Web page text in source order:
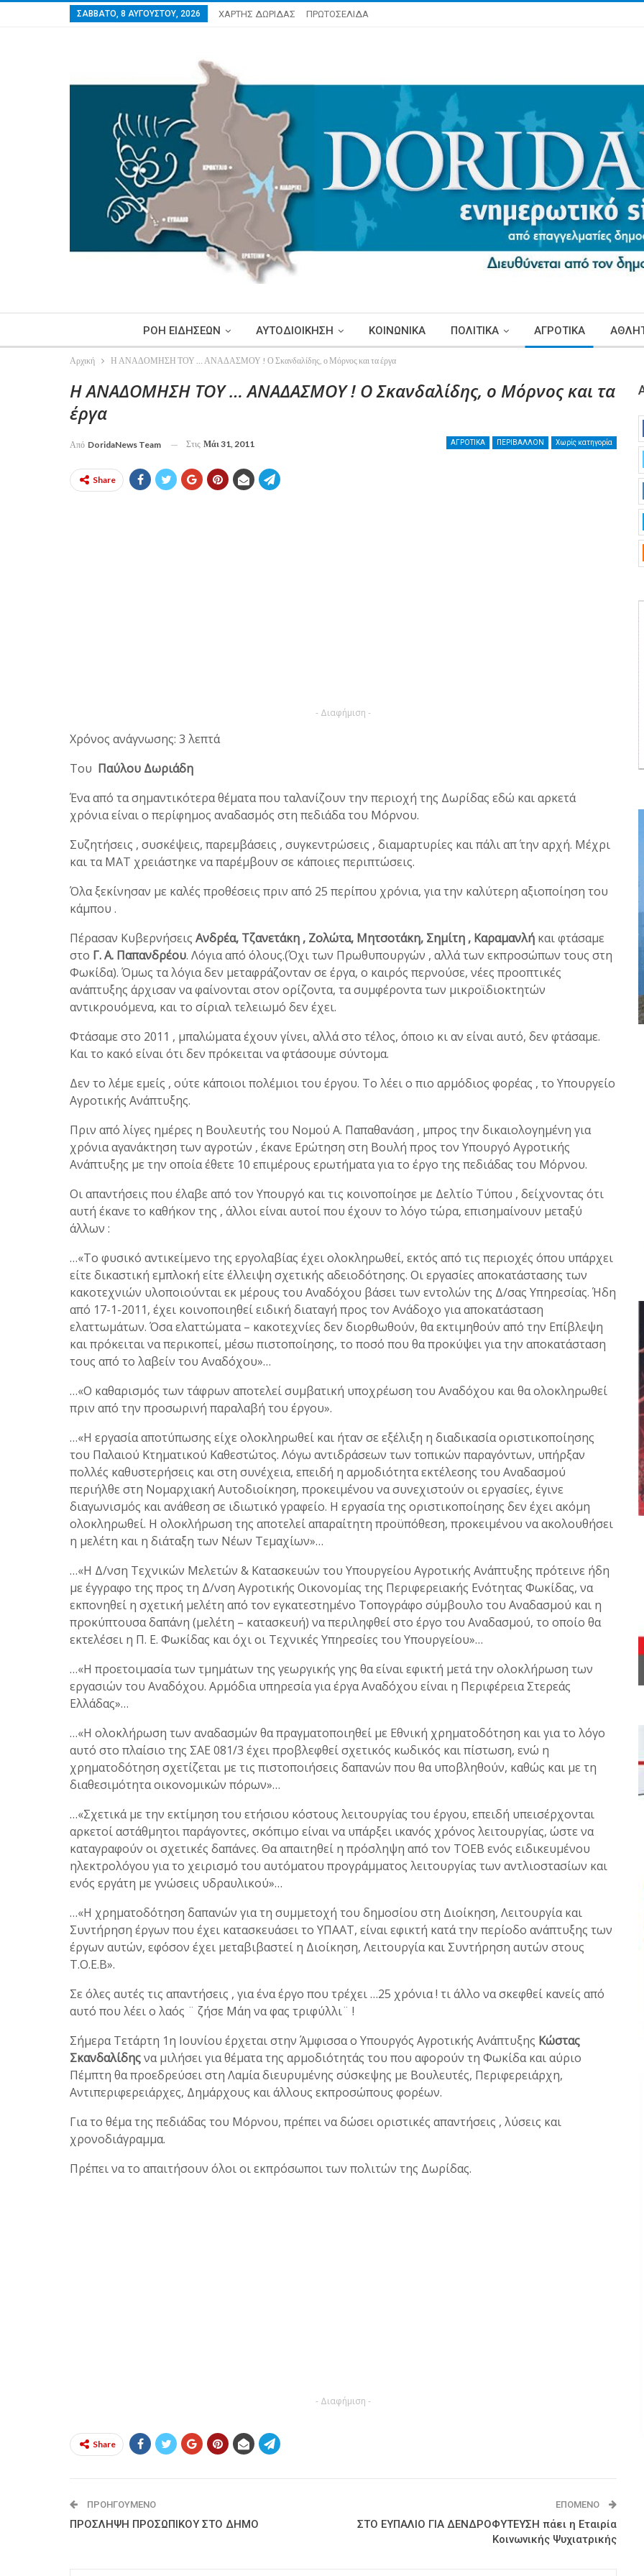
ΣΆΒΒΑΤΟ, 8 ΑΥΓΟΎΣΤΟΥ, 2026 ΧΑΡΤΗΣ ΔΩΡΙΔΑΣ ΠΡΩΤΟΣΕΛΙΔΑ
ΡΟΗ ΕΙΔΗΣΕΩΝ ΑΥΤΟΔΙΟΙΚΗΣΗ ΚΟΙΝΩΝΙΚΑ ΠΟΛΙΤΙΚΑ ΑΓΡΟΤΙΚΑ
Αρχική Η ΑΝΑΔΟΜΗΣΗ ΤΟΥ … ΑΝΑΔΑΣΜΟΥ ! Ο Σκανδαλίδης, ο Μόρνος και τα έργα
Η ΑΝΑΔΟΜΗΣΗ ΤΟΥ … ΑΝΑΔΑΣΜΟΥ ! Ο Σκανδαλίδης, ο Μόρνος και τα
έργα
ΑΓΡΟΤΙΚΑ ΠΕΡΙΒΑΛΛΟΝ Χωρίς κατηγορία
Από DoridaNews Team Στις Μάι 31, 2011
Share
- Διαφήμιση -
Χρόνος ανάγνωσης: 3 λεπτά
Του Παύλου Δωριάδη
Ένα από τα σημαντικότερα θέματα που ταλανίζουν την περιοχή της Δωρίδας εδώ και αρκετά
χρόνια είναι ο περίφημος αναδασμός στη πεδιάδα του Μόρνου.
Συζητήσεις , συσκέψεις, παρεμβάσεις , συγκεντρώσεις , διαμαρτυρίες και πάλι απ΄ την αρχή. Μέχρι
και τα ΜΑΤ χρειάστηκε να παρέμβουν σε κάποιες περιπτώσεις.
Όλα ξεκίνησαν με καλές προθέσεις πριν από 25 περίπου χρόνια, για την καλύτερη αξιοποίηση του
κάμπου .
Πέρασαν Κυβερνήσεις Ανδρέα, Τζανετάκη , Ζολώτα, Μητσοτάκη, Σημίτη , Καραμανλή και φτάσαμε
στο Γ. Α. Παπανδρέου. Λόγια από όλους.(Όχι των Πρωθυπουργών , αλλά των εκπροσώπων τους στη
Φωκίδα). Όμως τα λόγια δεν μεταφράζονταν σε έργα, ο καιρός περνούσε, νέες προοπτικές
ανάπτυξης άρχισαν να φαίνονται στον ορίζοντα, τα συμφέροντα των μικροϊδιοκτητών
αντικρουόμενα, και το σίριαλ τελειωμό δεν έχει.
Φτάσαμε στο 2011 , μπαλώματα έχουν γίνει, αλλά στο τέλος, όποιο κι αν είναι αυτό, δεν φτάσαμε.
Και το κακό είναι ότι δεν πρόκειται να φτάσουμε σύντομα.
Δεν το λέμε εμείς , ούτε κάποιοι πολέμιοι του έργου. Το λέει ο πιο αρμόδιος φορέας , το Υπουργείο
Αγροτικής Ανάπτυξης.
Πριν από λίγες ημέρες η Βουλευτής του Νομού Α. Παπαθανάση , μπρος την δικαιολογημένη για
χρόνια αγανάκτηση των αγροτών , έκανε Ερώτηση στη Βουλή προς τον Υπουργό Αγροτικής
Ανάπτυξης με την οποία έθετε 10 επιμέρους ερωτήματα για το έργο της πεδιάδας του Μόρνου.
Οι απαντήσεις που έλαβε από τον Υπουργό και τις κοινοποίησε με Δελτίο Τύπου , δείχνοντας ότι
αυτή έκανε το καθήκον της , άλλοι είναι αυτοί που έχουν το λόγο τώρα, επισημαίνουν μεταξύ
άλλων :
…«Το φυσικό αντικείμενο της εργολαβίας έχει ολοκληρωθεί, εκτός από τις περιοχές όπου υπάρχει
είτε δικαστική εμπλοκή είτε έλλειψη σχετικής αδειοδότησης. Οι εργασίες αποκατάστασης των
κακοτεχνιών υλοποιούνται εκ μέρους του Αναδόχου βάσει των εντολών της Δ/σας Υπηρεσίας. Ήδη
από 17-1-2011, έχει κοινοποιηθεί ειδική διαταγή προς τον Ανάδοχο για αποκατάσταση
ελαττωμάτων. Όσα ελαττώματα – κακοτεχνίες δεν διορθωθούν, θα εκτιμηθούν από την Επίβλεψη
και πρόκειται να περικοπεί, μέσω πιστοποίησης, το ποσό που θα προκύψει για την αποκατάσταση
τους από το λαβείν του Αναδόχου»…
…«Ο καθαρισμός των τάφρων αποτελεί συμβατική υποχρέωση του Αναδόχου και θα ολοκληρωθεί
πριν από την προσωρινή παραλαβή του έργου».
…«Η εργασία αποτύπωσης είχε ολοκληρωθεί και ήταν σε εξέλιξη η διαδικασία οριστικοποίησης
του Παλαιού Κτηματικού Καθεστώτος. Λόγω αντιδράσεων των τοπικών παραγόντων, υπήρξαν
πολλές καθυστερήσεις και στη συνέχεια, επειδή η αρμοδιότητα εκτέλεσης του Αναδασμού
περιήλθε στη Νομαρχιακή Αυτοδιοίκηση, προκειμένου να συνεχιστούν οι εργασίες, έγινε
διαγωνισμός και ανάθεση σε ιδιωτικό γραφείο. Η εργασία της οριστικοποίησης δεν έχει ακόμη
ολοκληρωθεί. Η ολοκλήρωση της αποτελεί απαραίτητη προϋπόθεση, προκειμένου να ακολουθήσει
η μελέτη και η διάταξη των Νέων Τεμαχίων»…
…«Η Δ/νση Τεχνικών Μελετών & Κατασκευών του Υπουργείου Αγροτικής Ανάπτυξης πρότεινε ήδη
με έγγραφο της προς τη Δ/νση Αγροτικής Οικονομίας της Περιφερειακής Ενότητας Φωκίδας, να
εκπονηθεί η σχετική μελέτη από τον εγκατεστημένο Τοπογράφο σύμβουλο του Αναδασμού και η
προκύπτουσα δαπάνη (μελέτη – κατασκευή) να περιληφθεί στο έργο του Αναδασμού, το οποίο θα
εκτελέσει η Π. Ε. Φωκίδας και όχι οι Τεχνικές Υπηρεσίες του Υπουργείου»…
…«Η προετοιμασία των τμημάτων της γεωργικής γης θα είναι εφικτή μετά την ολοκλήρωση των
εργασιών του Αναδόχου. Αρμόδια υπηρεσία για έργα Αναδόχου είναι η Περιφέρεια Στερεάς
Ελλάδας»…
…«Η ολοκλήρωση των αναδασμών θα πραγματοποιηθεί με Εθνική χρηματοδότηση και για το λόγο
αυτό στο πλαίσιο της ΣΑΕ 081/3 έχει προβλεφθεί σχετικός κωδικός και πίστωση, ενώ η
χρηματοδότηση σχετίζεται με τις πιστοποιήσεις δαπανών που θα υποβληθούν, καθώς και με τη
διαθεσιμότητα οικονομικών πόρων»…
…«Σχετικά με την εκτίμηση του ετήσιου κόστους λειτουργίας του έργου, επειδή υπεισέρχονται
αρκετοί αστάθμητοι παράγοντες, σκόπιμο είναι να υπάρξει ικανός χρόνος λειτουργίας, ώστε να
καταγραφούν οι σχετικές δαπάνες. Θα απαιτηθεί η πρόσληψη από τον ΤΟΕΒ ενός ειδικευμένου
ηλεκτρολόγου για το χειρισμό του αυτόματου προγράμματος λειτουργίας των αντλιοστασίων και
ενός εργάτη με γνώσεις υδραυλικού»…
…«Η χρηματοδότηση δαπανών για τη συμμετοχή του δημοσίου στη Διοίκηση, Λειτουργία και
Συντήρηση έργων που έχει κατασκευάσει το ΥΠΑΑΤ, είναι εφικτή κατά την περίοδο ανάπτυξης των
έργων αυτών, εφόσον έχει μεταβιβαστεί η Διοίκηση, Λειτουργία και Συντήρηση αυτών στους
Τ.Ο.Ε.Β».
Σε όλες αυτές τις απαντήσεις , για ένα έργο που τρέχει …25 χρόνια ! τι άλλο να σκεφθεί κανείς από
αυτό που λέει ο λαός ¨ ζήσε Μάη να φας τριφύλλι¨ !
Σήμερα Τετάρτη 1η Ιουνίου έρχεται στην Άμφισσα ο Υπουργός Αγροτικής Ανάπτυξης Κώστας
Σκανδαλίδηςνα μιλήσει για θέματα της αρμοδιότητάς του που αφορούν τη Φωκίδα και αύριο
Πέμπτη θα προεδρεύσει στη Λαμία διευρυμένης σύσκεψης με Βουλευτές, Περιφερειάρχη,
Αντιπεριφερειάρχες, Δημάρχους και άλλους εκπροσώπους φορέων.
Για το θέμα της πεδιάδας του Μόρνου, πρέπει να δώσει οριστικές απαντήσεις , λύσεις και
χρονοδιάγραμμα.
Πρέπει να το απαιτήσουν όλοι οι εκπρόσωποι των πολιτών της Δωρίδας.
- Διαφήμιση -
Share
ΠΡΟΗΓΟΎΜΕΝΟ
ΠΡΟΣΛΗΨΗ ΠΡΟΣΩΠΙΚΟΥ ΣΤΟ ΔΗΜΟ
ΕΠΌΜΕΝΟ
ΣΤΟ ΕΥΠΑΛΙΟ ΓΙΑ ΔΕΝΔΡΟΦΥΤΕΥΣΗ πάει η Εταιρία
Κοινωνικής Ψυχιατρικής